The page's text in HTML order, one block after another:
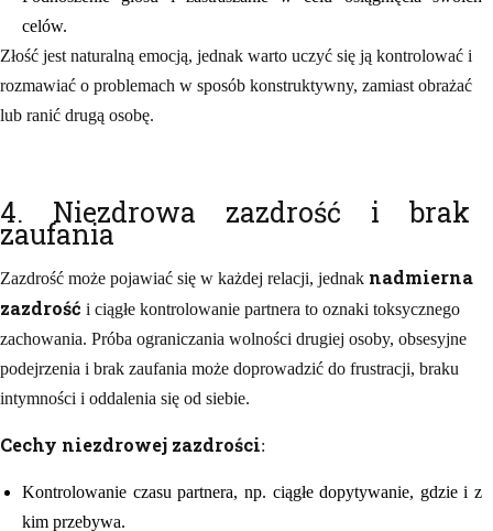
celów.
Złość jest naturalną emocją, jednak warto uczyć się ją kontrolować i
rozmawiać o problemach w sposób konstruktywny, zamiast obrażać
lub ranić drugą osobę.
4. Niezdrowa zazdrość i brak
zaufania
Zazdrość może pojawiać się w każdej relacji, jednak nadmierna
zazdrość i ciągłe kontrolowanie partnera to oznaki toksycznego
zachowania. Próba ograniczania wolności drugiej osoby, obsesyjne
podejrzenia i brak zaufania może doprowadzić do frustracji, braku
intymności i oddalenia się od siebie.
Cechy niezdrowej zazdrości:
Kontrolowanie czasu partnera, np. ciągłe dopytywanie, gdzie i z
kim przebywa.